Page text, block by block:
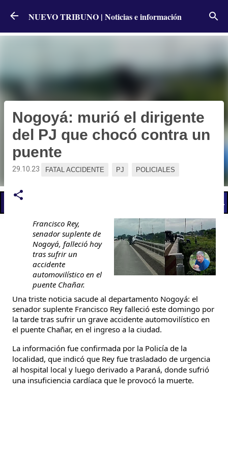
Ir al contenido principal
NUEVO TRIBUNO | Noticias e información
📢 LO ÚLTIMO
Nogoyá: murió el dirigente
del PJ que chocó contra un
puente
29.10.23 FATAL ACCIDENTE PJ POLICIALES
Francisco Rey,
senador suplente de
Nogoyá, falleció hoy
tras sufrir un
accidente
automovilístico en el
puente Chañar.
Una triste noticia sacude al departamento Nogoyá: el
senador suplente Francisco Rey falleció este domingo por
la tarde tras sufrir un grave accidente automovilístico en
el puente Chañar, en el ingreso a la ciudad.
La información fue confirmada por la Policía de la
localidad, que indicó que Rey fue trasladado de urgencia
al hospital local y luego derivado a Paraná, donde sufrió
una insuficiencia cardíaca que le provocó la muerte.